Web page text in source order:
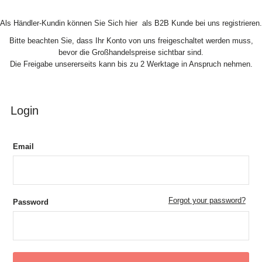
Als Händler-Kundin können Sie Sich hier als B2B Kunde bei uns registrieren.
Bitte beachten Sie, dass Ihr Konto von uns freigeschaltet werden muss,
bevor die Großhandelspreise sichtbar sind.
Die Freigabe unsererseits kann bis zu 2 Werktage in Anspruch nehmen.
Login
Email
Password Forgot your password?